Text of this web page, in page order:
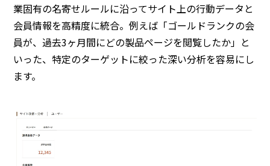
業固有の名寄せルールに沿ってサイト上の行動データと
会員情報を高精度に統合。例えば「ゴールドランクの会
員が、過去3ヶ月間にどの製品ページを閲覧したか」と
いった、特定のターゲットに絞った深い分析を容易にし
ます。